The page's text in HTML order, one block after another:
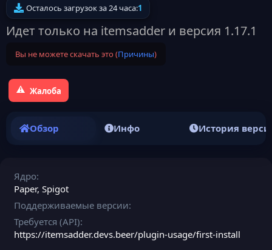
Осталось загрузок за 24 часа:1
Идет только на itemsadder и версия 1.17.1
Вы не можете скачать это (Причины)
Жалоба
Обзор Инфо История
Ядро
Paper Spigot
Поддерживаемые версии
Требуется (API)
https://itemsadder.devs.beer/plugin-usage/first-install